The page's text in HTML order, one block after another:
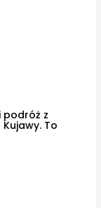
podróż z
To